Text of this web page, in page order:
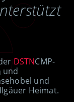
DSTNCMP-
und
und
Heimat.